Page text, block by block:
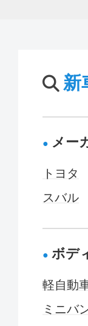
新
メー
トヨタ
スバル
ボデ
軽自動
ミニバ